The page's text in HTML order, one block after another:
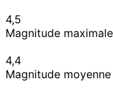
4,5
Magnitude maximale
4,4
Magnitude moyenne